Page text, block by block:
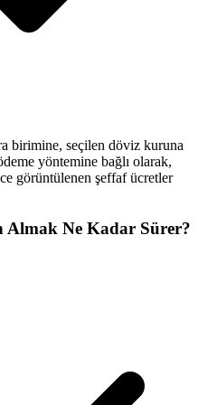
birimine, seçilen döviz kuruna
yöntemine bağlı olarak,
görüntülenen şeffaf ücretler
Almak Ne Kadar Sürer?